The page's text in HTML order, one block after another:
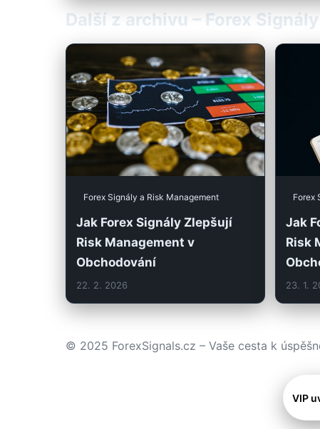
Další z archivu – Forex
Forex Signály a Risk Management
Jak Forex Signály Zlepšují
Risk Management v
Obchodování
22. 2. 2026
Forex
Jak
Risk
23. 1.
© 2025 ForexSignals.cz – Vaše cesta k
VIP